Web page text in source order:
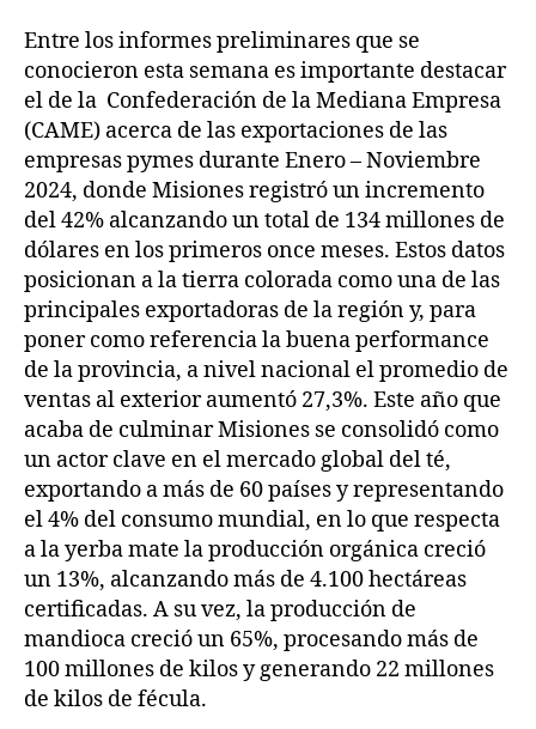
Entre los informes preliminares que se
conocieron esta semana es importante destacar
el de la Confederación de la Mediana Empresa
(CAME) acerca de las exportaciones de las
empresas pymes durante Enero – Noviembre
2024, donde Misiones registró un incremento
del 42% alcanzando un total de 134 millones de
dólares en los primeros once meses. Estos datos
posicionan a la tierra colorada como una de las
principales exportadoras de la región y, para
poner como referencia la buena performance
de la provincia, a nivel nacional el promedio de
ventas al exterior aumentó 27,3%. Este año que
acaba de culminar Misiones se consolidó como
un actor clave en el mercado global del té,
exportando a más de 60 países y representando
el 4% del consumo mundial, en lo que respecta
a la yerba mate la producción orgánica creció
un 13%, alcanzando más de 4.100 hectáreas
certificadas. A su vez, la producción de
mandioca creció un 65%, procesando más de
100 millones de kilos y generando 22 millones
de kilos de fécula.